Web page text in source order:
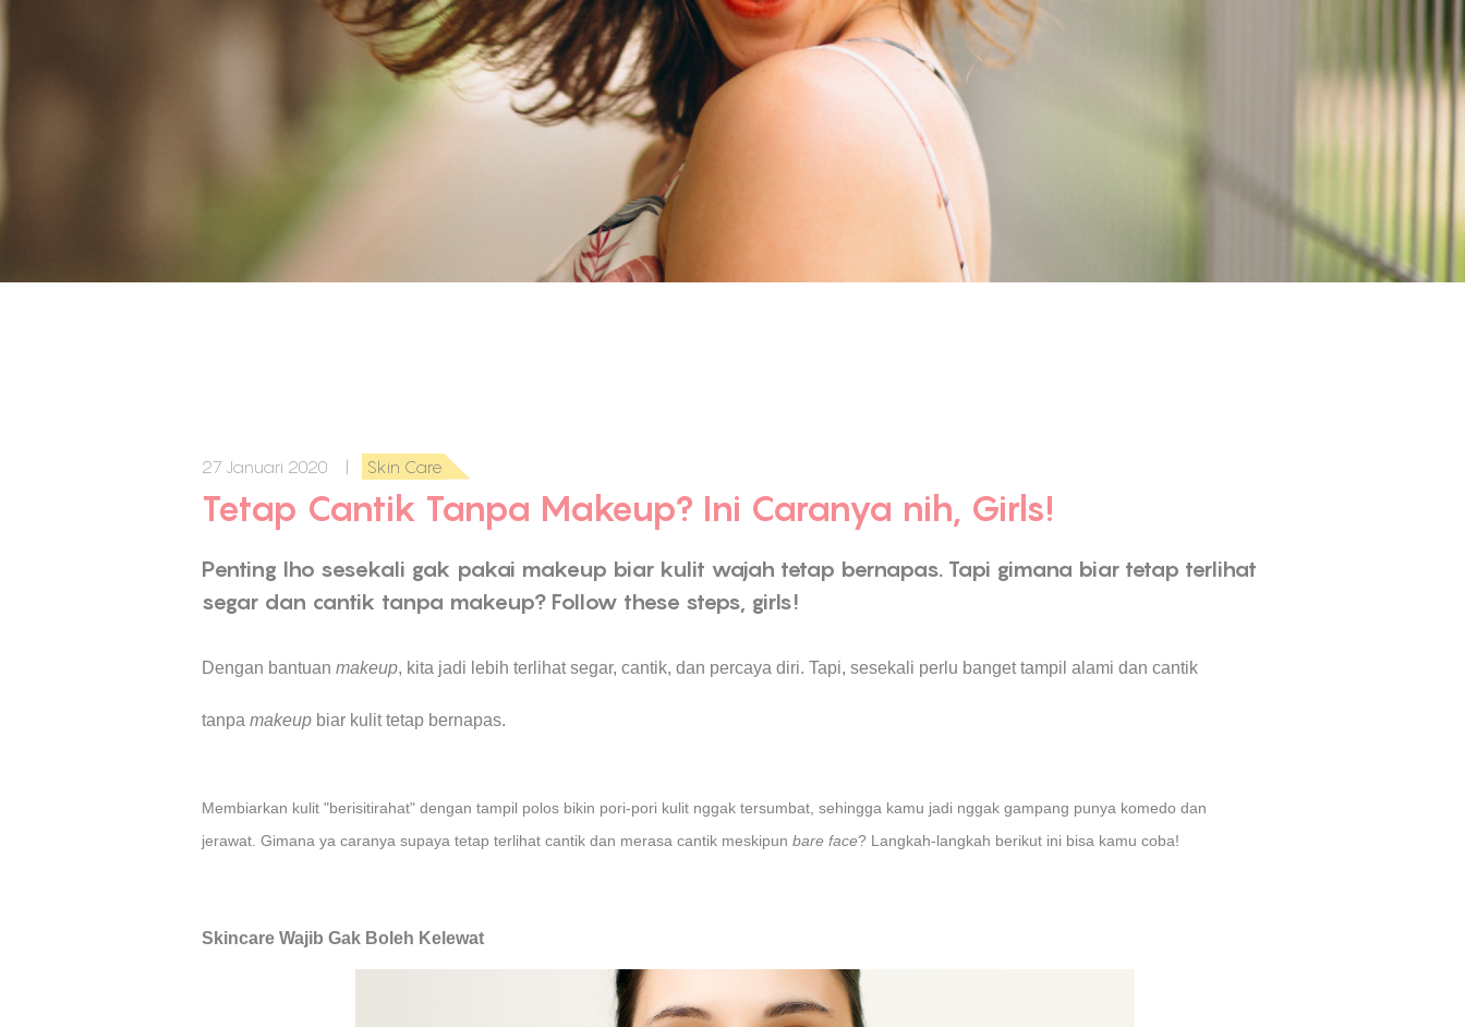
27 Januari 2020 | Skin Care
Tetap Cantik Tanpa Makeup? Ini Caranya nih, Girls!
Penting lho sesekali gak pakai makeup biar kulit wajah tetap bernapas. Tapi gimana biar tetap terlihat
segar dan cantik tanpa makeup? Follow these steps, girls!
Dengan bantuan makeup, kita jadi lebih terlihat segar, cantik, dan percaya diri. Tapi, sesekali perlu banget tampil alami dan cantik
tanpa makeup biar kulit tetap bernapas.
Membiarkan kulit "berisitirahat" dengan tampil polos bikin pori-pori kulit nggak tersumbat, sehingga kamu jadi nggak gampang punya komedo dan
jerawat. Gimana ya caranya supaya tetap terlihat cantik dan merasa cantik meskipun bare face? Langkah-langkah berikut ini bisa kamu coba!
Skincare Wajib Gak Boleh Kelewat